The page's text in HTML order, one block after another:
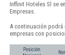
Inffinit Hoteles Sl se
Empresas.
A continuación
empresas con
Posición